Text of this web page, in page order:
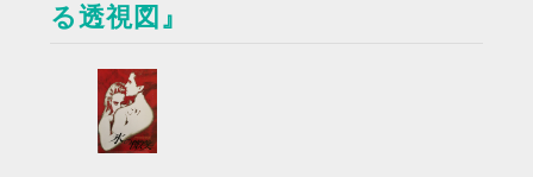
る透視図』